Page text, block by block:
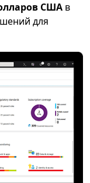
США в
для